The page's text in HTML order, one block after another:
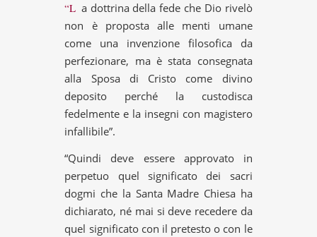
“La dottrina della fede che Dio rivelò
non è proposta alle menti umane
come una invenzione filosofica da
perfezionare, ma è stata consegnata
alla Sposa di Cristo come divino
deposito perché la custodisca
fedelmente e la insegni con magistero
infallibile”.
“Quindi deve essere approvato in
perpetuo quel significato dei sacri
dogmi che la Santa Madre Chiesa ha
dichiarato, né mai si deve recedere da
quel significato con il pretesto o con le